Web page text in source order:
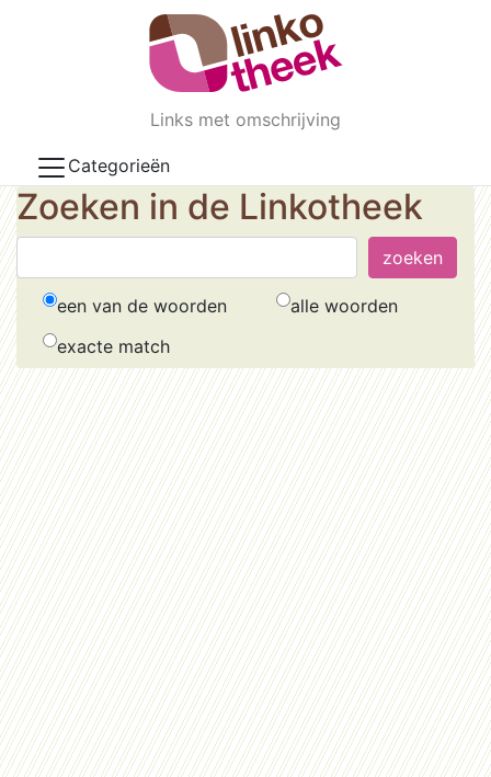
Skip to main content
Links met omschrijving
Categorieën
Zoeken in de Linkotheek
een van de woorden
alle woorden
exacte match